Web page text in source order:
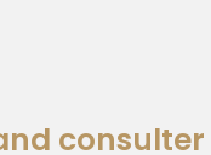
consulter